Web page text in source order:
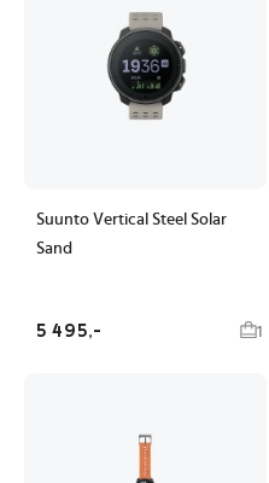
Suunto Vertical Steel Solar
Sand
5 495,- 1